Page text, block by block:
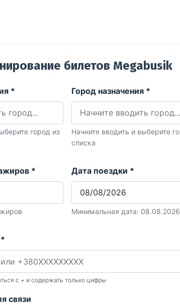
билетов Megabusik
*
город из
Город назначения *
Начните вводить и выберите
списка
* Дата поездки *
Минимальная дата: 08.08.2026
с + и содержать только цифры
связи